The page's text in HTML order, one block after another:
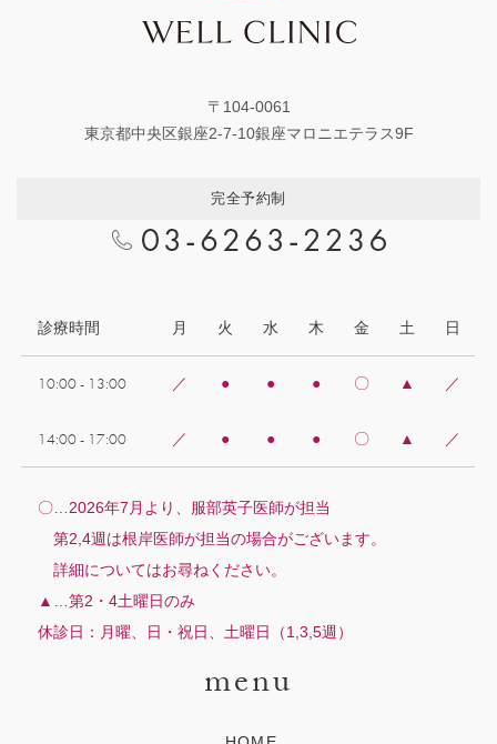
〒104-0061
東京都中央区銀座2-7-10銀座マロニエテラス9F
完全予約制
診療時間 月 火 水 木 金 土 日
10:00 - 13:00 ／ ● ● ● 〇 ▲ ／
14:00 - 17:00 ／ ● ● ● 〇 ▲ ／
〇…2026年7月より、服部英子医師が担当
第2,4週は根岸医師が担当の場合がございます。
詳細についてはお尋ねください。
▲…第2・4土曜日のみ
休診日：月曜、日・祝日、土曜日（1,3,5週）
menu